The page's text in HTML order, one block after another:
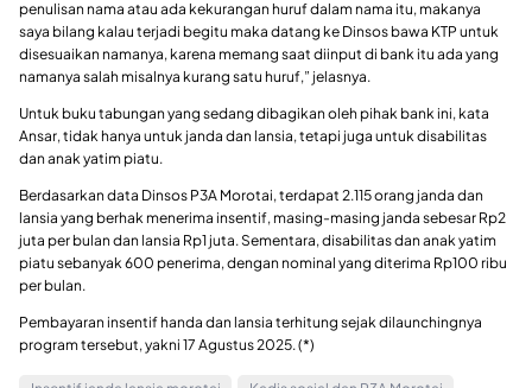
penulisan nama atau ada kekurangan huruf dalam nama itu, makanya
saya bilang kalau terjadi begitu maka datang ke Dinsos bawa KTP untuk
disesuaikan namanya, karena memang saat diinput di bank itu ada yang
namanya salah misalnya kurang satu huruf,” jelasnya.
Untuk buku tabungan yang sedang dibagikan oleh pihak bank ini, kata
Ansar, tidak hanya untuk janda dan lansia, tetapi juga untuk disabilitas
dan anak yatim piatu.
Berdasarkan data Dinsos P3A Morotai, terdapat 2.115 orang janda dan
lansia yang berhak menerima insentif, masing-masing janda sebesar Rp2
juta per bulan dan lansia Rp1 juta. Sementara, disabilitas dan anak yatim
piatu sebanyak 600 penerima, dengan nominal yang diterima Rp100 ribu
per bulan.
Pembayaran insentif handa dan lansia terhitung sejak dilaunchingnya
program tersebut, yakni 17 Agustus 2025. (*)